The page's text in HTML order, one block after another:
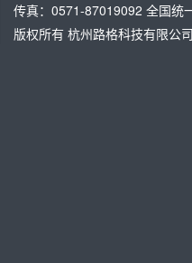
传真：0571-87019092 全国统
版权所有 杭州路格科技有限公